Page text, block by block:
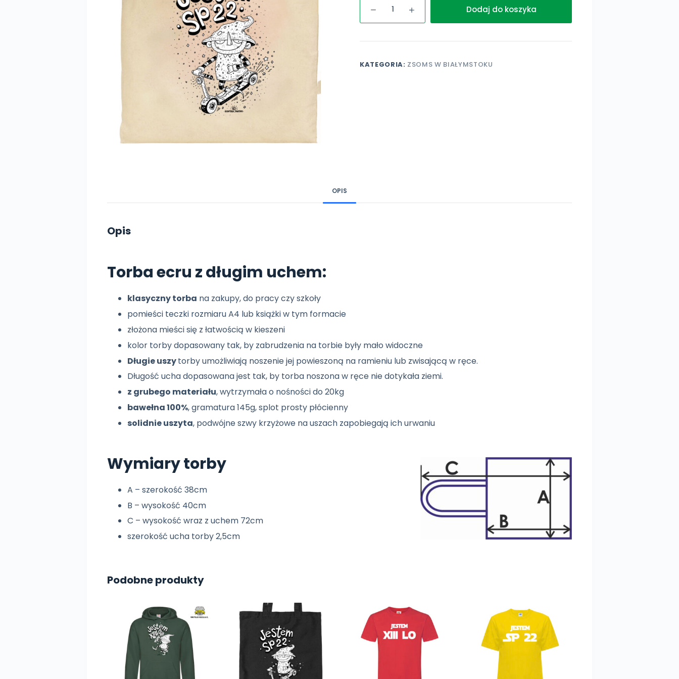
SP22
torba
Dodaj do koszyka
KATEGORIA: ZSOMS W BIAŁYMSTOKU
OPIS
Opis
Torba ecru z długim uchem:
klasyczny torba na zakupy, do pracy czy szkoły
pomieści teczki rozmiaru A4 lub książki w tym formacie
złożona mieści się z łatwością w kieszeni
kolor torby dopasowany tak, by zabrudzenia na torbie były mało widoczne
Długie uszytorby umożliwiają noszenie jej powieszoną na ramieniu lub zwisającą w ręce.
Długość ucha dopasowana jest tak, by torba noszona w ręce nie dotykała ziemi.
z grubego materiału, wytrzymała o nośności do 20kg
bawełna 100%, gramatura 145g, splot prosty płócienny
solidnie uszyta, podwójne szwy krzyżowe na uszach zapobiegają ich urwaniu
Wymiary torby
A – szerokość 38cm
B – wysokość 40cm
C – wysokość wraz z uchem 72cm
szerokość ucha torby 2,5cm
Podobne produkty